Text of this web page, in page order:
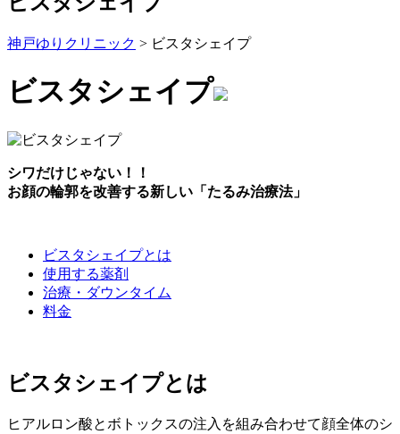
神戸ゆりクリニック > ビスタシェイプ
ビスタシェイプ
シワだけじゃない！！
お顔の輪郭を改善する新しい「たるみ治療法」
ビスタシェイプとは
使用する薬剤
治療・ダウンタイム
料金
ビスタシェイプとは
ヒアルロン酸とボトックスの注入を組み合わせて顔全体のシ